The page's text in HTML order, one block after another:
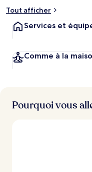
Tout afficher
Services et
Comme à la
Pourquoi vous